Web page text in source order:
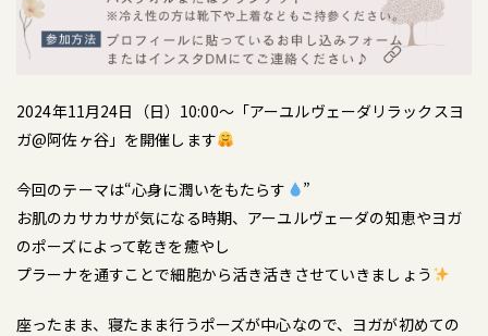
2024年11月24日（日）10:00〜「アーユルヴェーダリラックスヨ
ガ@阿佐ヶ谷」を開催します
今回のテーマは“心身に潤いをもたらす
”
お肌のカサカサが気になる時期、アーユルヴェーダの知恵やヨガ
のポーズによって乾きを癒やし
プラーナを通すことで細胞から活き活きさせていきましょう
座ったまま、寝たまま行うポーズが中心なので、ヨガが初めての